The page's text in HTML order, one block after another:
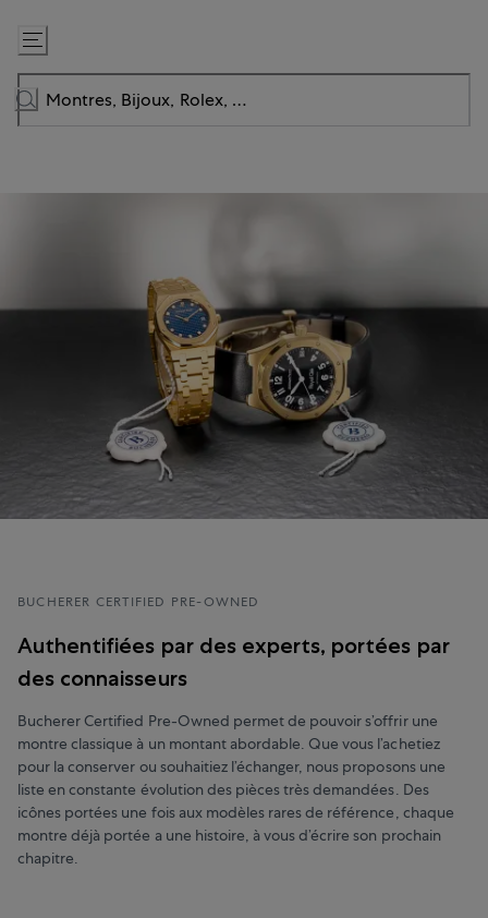
Passer
au
contenu
BUCHERER CERTIFIED PRE-OWNED
Authentifiées par des experts, portées par
des connaisseurs
Bucherer Certified Pre-Owned permet de pouvoir s’offrir une
montre classique à un montant abordable. Que vous l’achetiez
pour la conserver ou souhaitiez l’échanger, nous proposons une
liste en constante évolution des pièces très demandées. Des
icônes portées une fois aux modèles rares de référence, chaque
montre déjà portée a une histoire, à vous d’écrire son prochain
chapitre.